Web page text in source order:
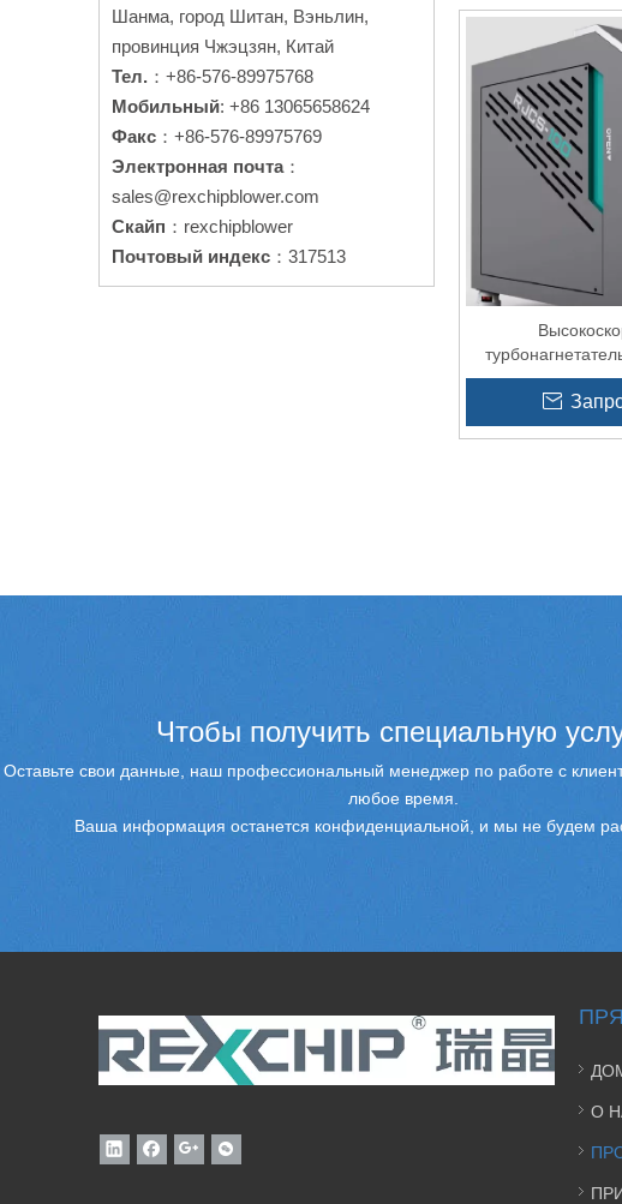
Шанма, город Шитан, Вэньлин,
провинция Чжэцзян, Китай
Тел. ：+86-576-89975768
Мобильный: +86 13065658624
Факс ：+86-576-89975769
Электронная почта：
sales@rexchipblower.com
Скайп ：rexchipblower
Почтовый индекс ：317513
ЧРП для
Чтобы получить специальную
Оставьте свои данные, наш профессиональный менеджер по работе с
любое время.
Ваша информация останется конфиденциальной, и мы не будем
О